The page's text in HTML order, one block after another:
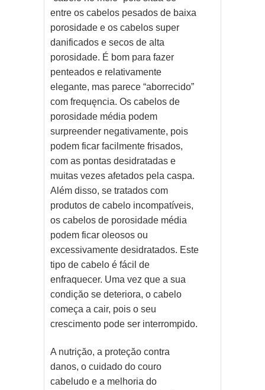
entre os cabelos pesados de baixa
porosidade e os cabelos super
danificados e secos de alta
porosidade. É bom para fazer
penteados e relativamente
elegante, mas parece “aborrecido”
com frequęncia. Os cabelos de
porosidade média podem
surpreender negativamente, pois
podem ficar facilmente frisados,
com as pontas desidratadas e
muitas vezes afetados pela caspa.
Além disso, se tratados com
produtos de cabelo incompatíveis,
os cabelos de porosidade média
podem ficar oleosos ou
excessivamente desidratados. Este
tipo de cabelo é fácil de
enfraquecer. Uma vez que a sua
condiçăo se deteriora, o cabelo
começa a cair, pois o seu
crescimento pode ser interrompido.
A nutriçăo, a proteçăo contra
danos, o cuidado do couro
cabeludo e a melhoria do